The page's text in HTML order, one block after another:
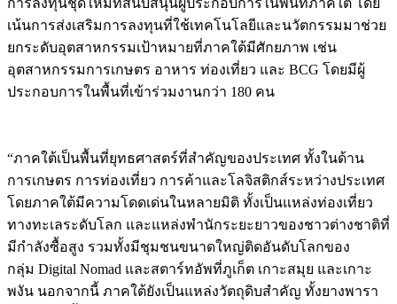
เน้นการส่งเสริมการลงทุนที่ใช้เทคโนโลยีและนวัตกรรมมาช่วย
ยกระดับอุตสาหกรรมเป้าหมายที่ภาคใต้มีศักยภาพ เช่น
อุตสาหกรรมการเกษตร อาหาร ท่องเที่ยว และ BCG โดยมีผู้
ประกอบการในพื้นที่เข้าร่วมงานกว่า 180 คน
“ภาคใต้เป็นพื้นที่ยุทธศาสตร์ที่สำคัญของประเทศ ทั้งในด้าน
การเกษตร การท่องเที่ยว การค้าและโลจิสติกส์ระหว่างประเทศ
โดยภาคใต้มีความโดดเด่นในหลายมิติ ทั้งเป็นแหล่งท่องเที่ยว
ทางทะเลระดับโลก และแหล่งพำนักระยะยาวของชาวต่างชาติที่
มีกำลังซื้อสูง รวมทั้งมีชุมชนขนาดใหญ่ติดอันดับโลกของ
กลุ่ม Digital Nomad และสตาร์ทอัพที่ภูเก็ต เกาะสมุย และเกาะ
พงัน นอกจากนี้ ภาคใต้ยังเป็นแหล่งวัตถุดิบสำคัญ ทั้งยางพารา